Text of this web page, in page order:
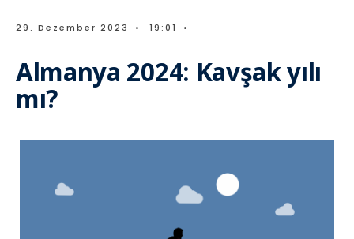
29. Dezember 2023 • 19:01 •
Almanya 2024: Kavşak yılı
mı?